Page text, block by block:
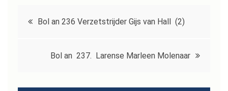
Bericht
Bol an 236 Verzetstrijder Gijs van Hall (2)
Bol an 237. Larense Marleen Molenaar